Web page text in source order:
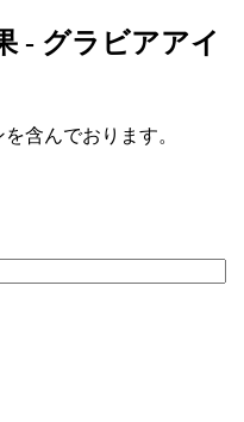
- グラビアアイ
含んでおります。